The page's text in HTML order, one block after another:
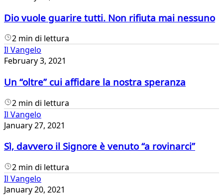
Dio vuole guarire tutti. Non rifiuta mai nessuno
2 min di lettura
Il Vangelo
February 3, 2021
Un “oltre” cui affidare la nostra speranza
2 min di lettura
Il Vangelo
January 27, 2021
Sì, davvero il Signore è venuto “a rovinarci”
2 min di lettura
Il Vangelo
January 20, 2021